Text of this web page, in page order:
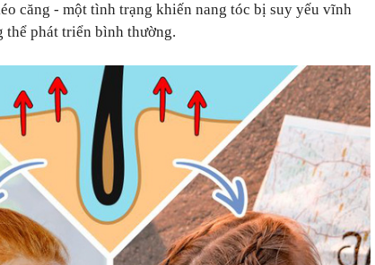
căng - một tình trạng khiến nang tóc bị suy yếu vĩnh
phát triển bình thường.